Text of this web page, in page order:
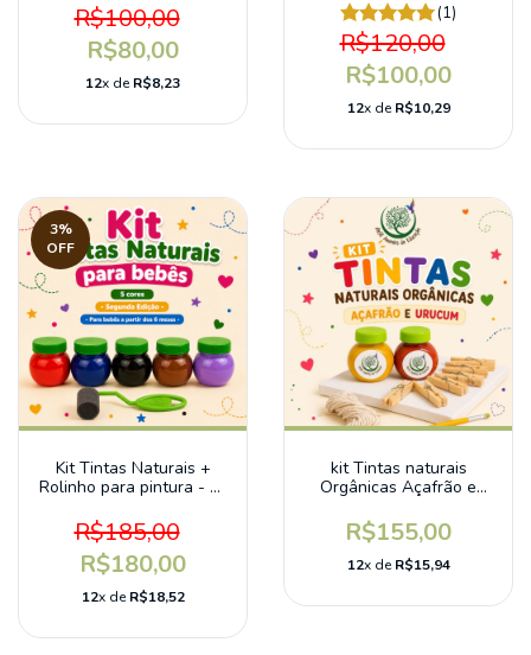
R$100,00
R$80,00
12x deR$8,23
(1)
R$120,00
R$100,00
12x deR$10,29
3%
OFF
Kit Tintas Naturais +
Rolinho para pintura - 2°
R$185,00
R$180,00
12x deR$18,52
kit Tintas naturais
Orgânicas Açafrão e
R$155,00
12x deR$15,94